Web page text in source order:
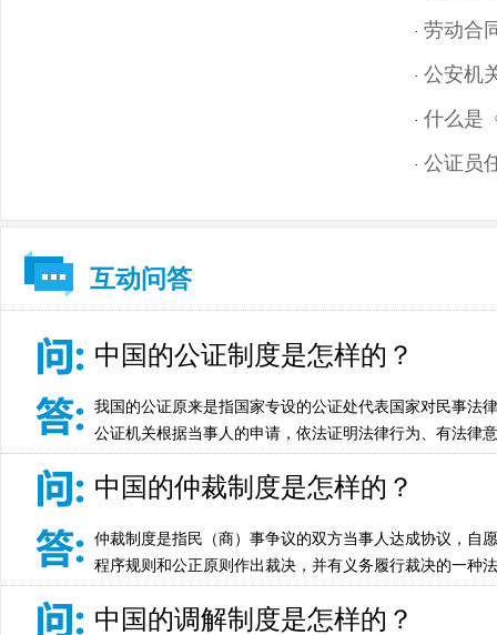
· 劳动合
· 公安机
· 什么是
· 公证员
互动问答
中国的公证制度是怎样的？
我国的公证原来是指国家专设的公证处代表国家对民事法
公证机关根据当事人的申请，依法证明法律行为、有法律
中国的仲裁制度是怎样的？
仲裁制度是指民（商）事争议的双方当事人达成协议，自
程序规则和公正原则作出裁决，并有义务履行裁决的一种
中国的调解制度是怎样的？